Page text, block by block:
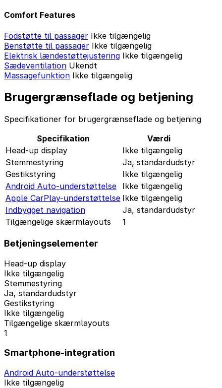
Comfort Features
Fodstøtte til passager Ikke tilgængelig
Benstøtte til passager Ikke tilgængelig
Elektrisk lændestøttejustering Ikke tilgængelig
Sædeventilation Ukendt
Massagefunktion Ikke tilgængelig
Brugergrænseflade og betjening
Specifikationer for brugergrænseflade og betjening
Specifikation
Værdi
Head-up display
Ikke tilgængelig
Stemmestyring
Ja, standardudstyr
Gestikstyring
Ikke tilgængelig
Android Auto-understøttelse
Ikke tilgængelig
Apple CarPlay-understøttelse Ikke tilgængelig
Indbygget navigation
Ja, standardudstyr
Tilgængelige skærmlayouts
1
Betjeningselementer
Head-up display
Ikke tilgængelig
Stemmestyring
Ja, standardudstyr
Gestikstyring
Ikke tilgængelig
Tilgængelige skærmlayouts
1
Smartphone-integration
Android Auto-understøttelse
Ikke tilgængelig